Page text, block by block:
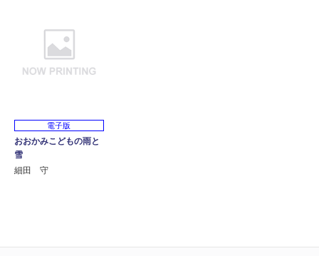
電子版
おおかみこどもの雨と
雪
細田 守